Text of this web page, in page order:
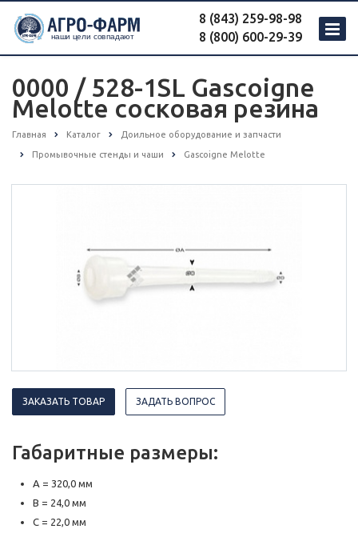
8 (843) 259-98-98
8 (800) 600-29-39
0000 / 528-1SL Gascoigne
Melotte сосковая резина
Главная Каталог Доильное оборудование и запчасти
Промывочные стенды и чаши Gascoigne Melotte
ЗАКАЗАТЬ ТОВАР ЗАДАТЬ ВОПРОС
Габаритные размеры:
A = 320,0 мм
B = 24,0 мм
C = 22,0 мм